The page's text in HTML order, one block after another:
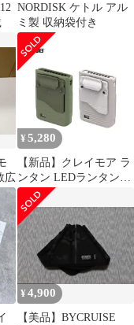
NORDISK ケトル アル
ミ製 収納袋付き
広
¥ 5,280
【新品】クレイモア ラ
ンタン LEDランタン
CLAYMORE 充電式 防
水 アウトドア キャンプ
防災 USB充電 軽量 高
輝度 ライト 携帯 首掛
け 卓上 サーキュレータ
ー (260316)
¥4,900
【美品】BYCRUISE